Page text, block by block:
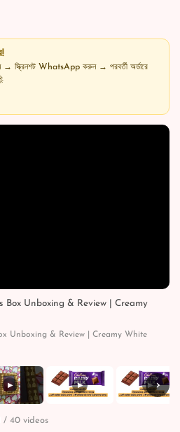
স্ক্রিনশট WhatsApp করুন → পরবর্তী অর্ডারে
Box Unboxing & Review | Creamy
Unboxing & Review | Creamy White
▶ ▶ ▶ ›
/ 40 videos